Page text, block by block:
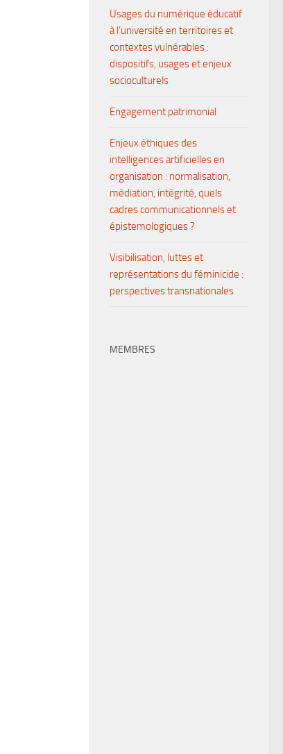
Usages du numérique éducatif
à l’université en territoires et
contextes vulnérables :
dispositifs, usages et enjeux
socioculturels
Engagement patrimonial
Enjeux éthiques des
intelligences artificielles en
organisation : normalisation,
médiation, intégrité, quels
cadres communicationnels et
épistemologiques ?
Visibilisation, luttes et
représentations du féminicide :
perspectives transnationales
MEMBRES